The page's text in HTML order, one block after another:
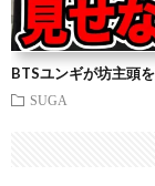
BTSユンギが坊主頭
SUGA